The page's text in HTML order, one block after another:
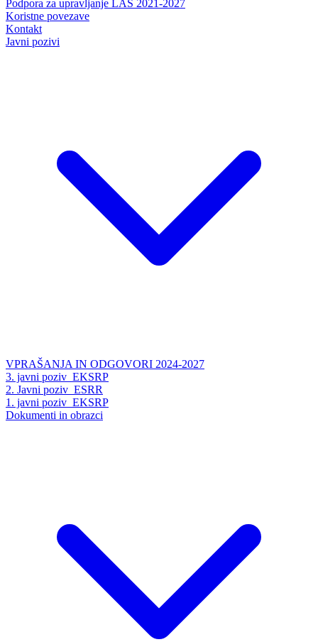
Podpora za upravljanje LAS 2021-2027
Koristne povezave
Kontakt
Javni pozivi
VPRAŠANJA IN ODGOVORI 2024-2027
3. javni poziv_EKSRP
2. Javni poziv_ESRR
1. javni poziv_EKSRP
Dokumenti in obrazci